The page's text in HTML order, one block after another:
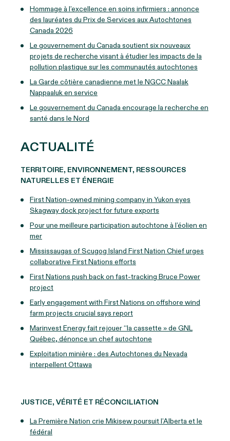
Hommage à l’excellence en soins infirmiers : annonce
des lauréates du Prix de Services aux Autochtones
Canada 2026
Le gouvernement du Canada soutient six nouveaux
projets de recherche visant à étudier les impacts de la
pollution plastique sur les communautés autochtones
La Garde côtière canadienne met le NGCC Naalak
Nappaaluk en service
Le gouvernement du Canada encourage la recherche en
santé dans le Nord
ACTUALITÉ
TERRITOIRE, ENVIRONNEMENT, RESSOURCES
NATURELLES ET ÉNERGIE
First Nation-owned mining company in Yukon eyes
Skagway dock project for future exports
Pour une meilleure participation autochtone à l’éolien en
mer
Mississaugas of Scugog Island First Nation Chief urges
collaborative First Nations efforts
First Nations push back on fast-tracking Bruce Power
project
Early engagement with First Nations on offshore wind
farm projects crucial says report
Marinvest Energy fait rejouer “la cassette » de GNL
Québec, dénonce un chef autochtone
Exploitation minière : des Autochtones du Nevada
interpellent Ottawa
JUSTICE, VÉRITÉ ET RÉCONCILIATION
La Première Nation crie Mikisew poursuit l’Alberta et le
fédéral